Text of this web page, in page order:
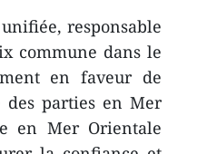
responsable
commune dans le
en faveur de
parties en Mer
en Mer Orientale